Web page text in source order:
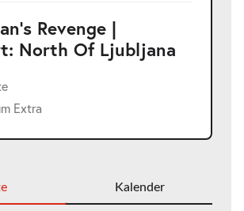
Revenge |
North Of Ljubljana
Extra
Kalender